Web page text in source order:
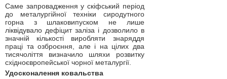
Саме запровадження у скіфський період
до металургійної техніки сиродутного
горна з шлаковипуском не лише
ліквідувало дефіцит заліза і дозволило в
значній кількості виробляти знаряддя
праці та озброєння, але і на цілих два
тисячоліття визначило шляхи розвитку
східноєвропейської чорної металургії.
Удосконалення ковальства